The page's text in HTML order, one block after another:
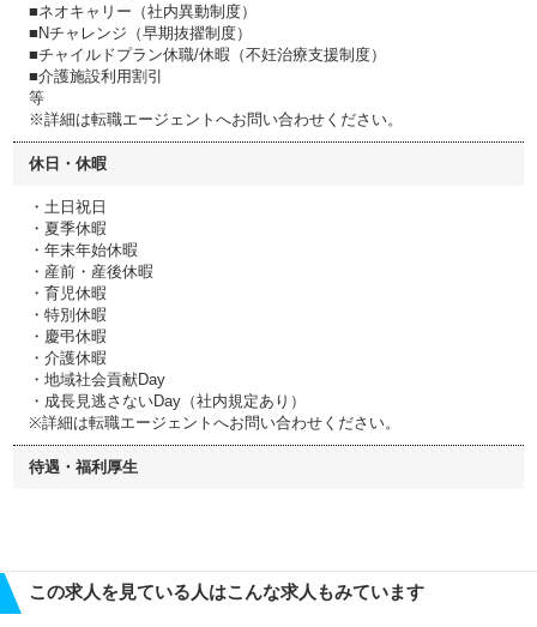
■ネオキャリー（社内異動制度）
■Nチャレンジ（早期抜擢制度）
■チャイルドプラン休職/休暇（不妊治療支援制度）
■介護施設利用割引
等
※詳細は転職エージェントへお問い合わせください。
休日・休暇
・土日祝日
・夏季休暇
・年末年始休暇
・産前・産後休暇
・育児休暇
・特別休暇
・慶弔休暇
・介護休暇
・地域社会貢献Day
・成長見逃さないDay（社内規定あり）
※詳細は転職エージェントへお問い合わせください。
待遇・福利厚生
この求人を見ている人はこんな求人もみています